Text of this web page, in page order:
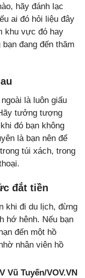
hãy đánh lạc
ai đó hỏi liệu đây
khu vực đó hay
đang đến thăm
là luôn giấu
tưởng tượng
đó bạn không
là bạn nên để
túi xách, trong
đắt tiền
khi đi du lịch, đừng
hớ hênh. Nếu bạn
đến một hồ
nhân viên hồ
Vũ Tuyến/VOV.VN